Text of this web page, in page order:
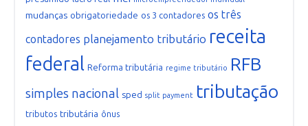
mudanças obrigatoriedade os 3 contadores os três
contadores planejamento tributário receita
federal Reforma tributária regime tributário RFB
simples nacional sped split payment tributação
tributos tributária ônus